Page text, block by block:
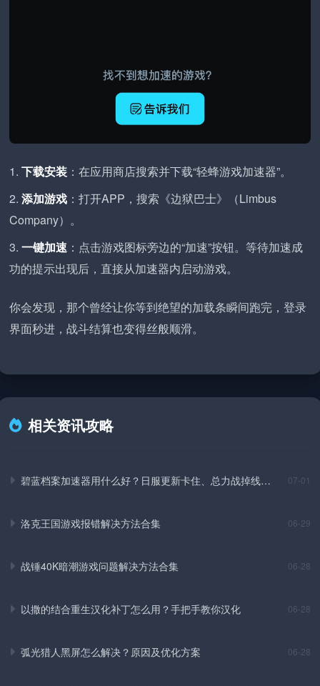
下载安装 ：在应用商店搜索并下载“轻蜂游戏加速器”。
添加游戏 ：打开APP，搜索《边狱巴士》（Limbus
Company）。
一键加速 ：点击游戏图标旁边的“加速”按钮。等待加速成
功的提示出现后，直接从加速器内启动游戏。
你会发现，那个曾经让你等到绝望的加载条瞬间跑完，登录
界面秒进，战斗结算也变得丝般顺滑。
相关资讯攻略
碧蓝档案加速器用什么好？日服更新卡住、总力战掉线实
07-01
洛克王国游戏报错解决方法合集 06-29
战锤40K暗潮游戏问题解决方法合集 06-28
以撒的结合重生汉化补丁怎么用？手把手教你汉化 06-28
弧光猎人黑屏怎么解决？原因及优化方案 06-28